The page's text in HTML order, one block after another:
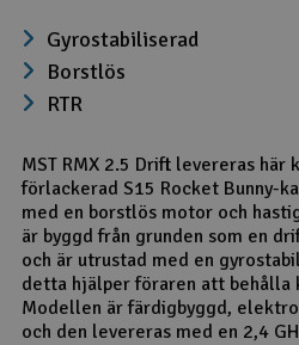
Smarthem, lek och
Solenergi
Verktyg, utrustning
Presentkort
Gyrostabiliserad
Borstlös
RTR
MST RMX 2.5 Drift levereras här
förlackerad S15 Rocket Bunny-
med en borstlös motor och
är byggd från grunden som en
och är utrustad med en
detta hjälper föraren att behålla
Modellen är färdigbyggd,
och den levereras med en 2,4